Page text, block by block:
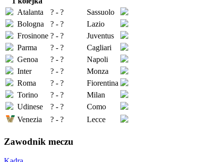
Atalanta
? - ?
Sassuolo
Bologna
? - ?
Lazio
Frosinone ? - ?
Juventus
Parma
? - ?
Cagliari
Genoa
? - ?
Napoli
Inter
? - ?
Monza
Roma
? - ?
Fiorentina
Torino
? - ?
Milan
Udinese
? - ?
Como
Venezia
? - ? Lecce
Zawodnik meczu